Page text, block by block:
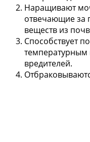
Наращивают
отвечающие за
веществ из
Способствует
вредителей.